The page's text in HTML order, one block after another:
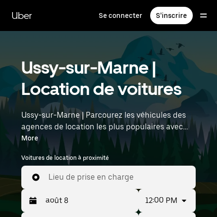
contenu
principal
Uber Se connecter S'inscrire
Ussy-sur-Marne |
Location de voitures
Ussy-sur-Marne | Parcourez les véhicules des
agences de location les plus populaires avec
Uber Rent. Des voitures électriques aux berlines
de luxe en passant par les SUV, vous trouverez
des véhicules adaptés aux voyageurs en solo et
aux groupes comptant jusqu'à sept personnes.
Saisissez l'heure et l'emplacement (par
exemple : Paris Charles de Gaulle Airport) pour
trouver des voitures de location à proximité.
More
Voitures de location à proximité
Lieu de prise en charge
12:00 PM